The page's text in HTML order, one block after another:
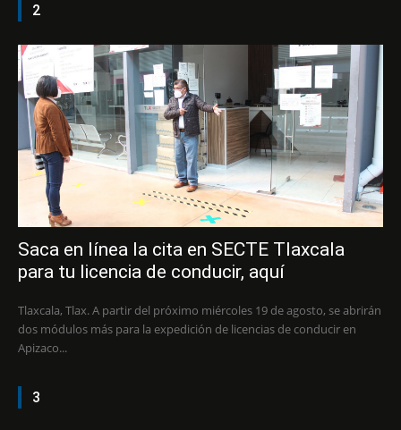
2
Saca en línea la cita en SECTE Tlaxcala
para tu licencia de conducir, aquí
Tlaxcala, Tlax. A partir del próximo miércoles 19 de agosto, se abrirán
dos módulos más para la expedición de licencias de conducir en
Apizaco...
3